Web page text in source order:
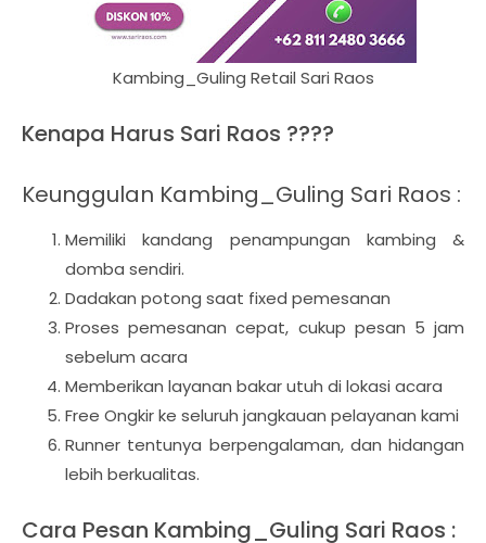
Kambing_Guling Retail Sari Raos
Kenapa Harus Sari Raos ????
Keunggulan Kambing_Guling Sari Raos :
Memiliki kandang penampungan kambing &
domba sendiri.
Dadakan potong saat fixed pemesanan
Proses pemesanan cepat, cukup pesan 5 jam
sebelum acara
Memberikan layanan bakar utuh di lokasi acara
Free Ongkir ke seluruh jangkauan pelayanan kami
Runner tentunya berpengalaman, dan hidangan
lebih berkualitas.
Cara Pesan Kambing_Guling Sari Raos :